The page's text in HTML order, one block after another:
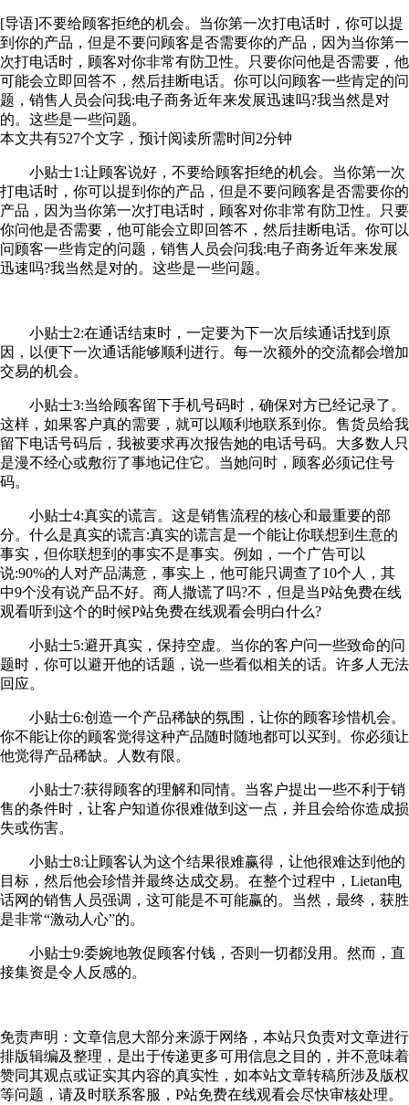
[导语]不要给顾客拒绝的机会。当你第一次打电话时，你可以提
到你的产品，但是不要问顾客是否需要你的产品，因为当你第一
次打电话时，顾客对你非常有防卫性。只要你问他是否需要，他
可能会立即回答不，然后挂断电话。你可以问顾客一些肯定的问
题，销售人员会问我:电子商务近年来发展迅速吗?我当然是对
的。这些是一些问题。
本文共有527个文字，预计阅读所需时间2分钟
小贴士1:让顾客说好，不要给顾客拒绝的机会。当你第一次
打电话时，你可以提到你的产品，但是不要问顾客是否需要你的
产品，因为当你第一次打电话时，顾客对你非常有防卫性。只要
你问他是否需要，他可能会立即回答不，然后挂断电话。你可以
问顾客一些肯定的问题，销售人员会问我:电子商务近年来发展
迅速吗?我当然是对的。这些是一些问题。
小贴士2:在通话结束时，一定要为下一次后续通话找到原
因，以便下一次通话能够顺利进行。每一次额外的交流都会增加
交易的机会。
小贴士3:当给顾客留下手机号码时，确保对方已经记录了。
这样，如果客户真的需要，就可以顺利地联系到你。售货员给我
留下电话号码后，我被要求再次报告她的电话号码。大多数人只
是漫不经心或敷衍了事地记住它。当她问时，顾客必须记住号
码。
小贴士4:真实的谎言。这是销售流程的核心和最重要的部
分。什么是真实的谎言:真实的谎言是一个能让你联想到生意的
事实，但你联想到的事实不是事实。例如，一个广告可以
说:90%的人对产品满意，事实上，他可能只调查了10个人，其
中9个没有说产品不好。商人撒谎了吗?不，但是当P站免费在线
观看听到这个的时候P站免费在线观看会明白什么?
小贴士5:避开真实，保持空虚。当你的客户问一些致命的问
题时，你可以避开他的话题，说一些看似相关的话。许多人无法
回应。
小贴士6:创造一个产品稀缺的氛围，让你的顾客珍惜机会。
你不能让你的顾客觉得这种产品随时随地都可以买到。你必须让
他觉得产品稀缺。人数有限。
小贴士7:获得顾客的理解和同情。当客户提出一些不利于销
售的条件时，让客户知道你很难做到这一点，并且会给你造成损
失或伤害。
小贴士8:让顾客认为这个结果很难赢得，让他很难达到他的
目标，然后他会珍惜并最终达成交易。在整个过程中，Lietan电
话网的销售人员强调，这可能是不可能赢的。当然，最终，获胜
是非常“激动人心”的。
小贴士9:委婉地敦促顾客付钱，否则一切都没用。然而，直
接集资是令人反感的。
免责声明：文章信息大部分来源于网络，本站只负责对文章进行
排版辑编及整理，是出于传递更多可用信息之目的，并不意味着
赞同其观点或证实其内容的真实性，如本站文章转稿所涉及版权
等问题，请及时联系客服，P站免费在线观看会尽快审核处理。